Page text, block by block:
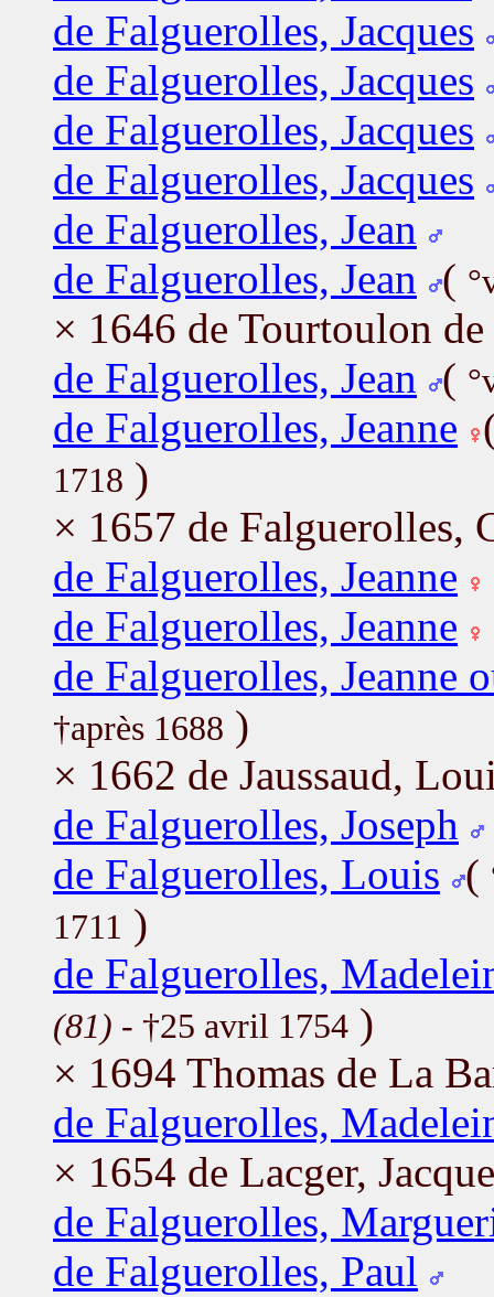
de Falguerolles, Jacques
de Falguerolles, Jacques
de Falguerolles, Jacques
de Falguerolles, Jacques
de Falguerolles, Jean
de Falguerolles, Jean
(
× 1646 de Tourtoulon
de Falguerolles, Jean
(
de Falguerolles, Jeanne
1718 )
× 1657 de Falguerolles,
de Falguerolles, Jeanne
de Falguerolles, Jeanne
de Falguerolles, Jeanne
†après 1688 )
× 1662 de Jaussaud,
de Falguerolles, Joseph
de Falguerolles, Louis (
1711 )
de Falguerolles,
(81) - †25 avril 1754 )
× 1694 Thomas de La
de Falguerolles,
× 1654 de Lacger,
de Falguerolles,
de Falguerolles, Paul